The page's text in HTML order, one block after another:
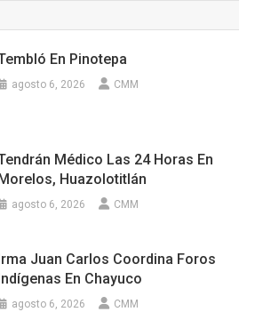
En Pinotepa
agosto 6, 2026 CMM
Médico Las 24 Horas En
Huazolotitlán
agosto 6, 2026 CMM
Irma Juan Carlos Coordina Foros
Indígenas En Chayuco
agosto 6, 2026 CMM